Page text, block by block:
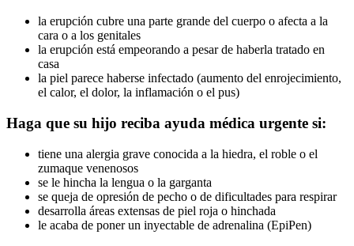
la erupción cubre una parte grande del cuerpo o afecta a la
cara o a los genitales
la erupción está empeorando a pesar de haberla tratado en
casa
la piel parece haberse infectado (aumento del enrojecimiento,
el calor, el dolor, la inflamación o el pus)
Haga que su hijo reciba ayuda médica urgente si:
tiene una alergia grave conocida a la hiedra, el roble o el
zumaque venenosos
se le hincha la lengua o la garganta
se queja de opresión de pecho o de dificultades para respirar
desarrolla áreas extensas de piel roja o hinchada
le acaba de poner un inyectable de adrenalina (EpiPen)